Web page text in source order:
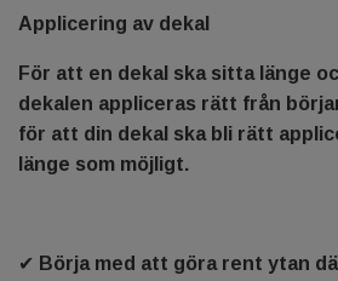
Applicering av dekal
För att en dekal ska sitta länge
dekalen appliceras rätt från
för att din dekal ska bli rätt
länge som möjligt.
✔ Börja med att göra rent ytan